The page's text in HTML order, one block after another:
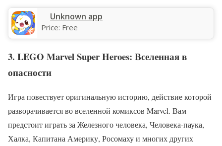
Unknown app
Price: Free
3. LEGO Marvel Super Heroes: Вселенная в
опасности
Игра повествует оригинальную историю, действие которой
разворачивается во вселенной комиксов Marvel. Вам
предстоит играть за Железного человека, Человека-паука,
Халка, Капитана Америку, Росомаху и многих других